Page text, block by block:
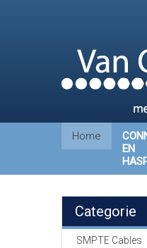
Home
EN
Categorie
SMPTE Cables